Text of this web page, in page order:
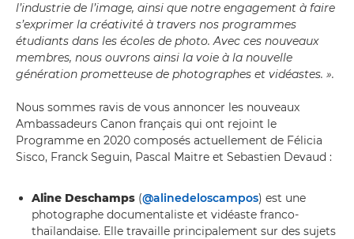
l’industrie de l’image, ainsi que notre engagement à faire
s’exprimer la créativité à travers nos programmes
étudiants dans les écoles de photo. Avec ces nouveaux
membres, nous ouvrons ainsi la voie à la nouvelle
génération prometteuse de photographes et vidéastes. ».
Nous sommes ravis de vous annoncer les nouveaux
Ambassadeurs Canon français qui ont rejoint le
Programme en 2020 composés actuellement de Félicia
Sisco, Franck Seguin, Pascal Maitre et Sebastien Devaud :
Aline Deschamps (@alinedeloscampos) est une
photographe documentaliste et vidéaste franco-
thaïlandaise. Elle travaille principalement sur des sujets